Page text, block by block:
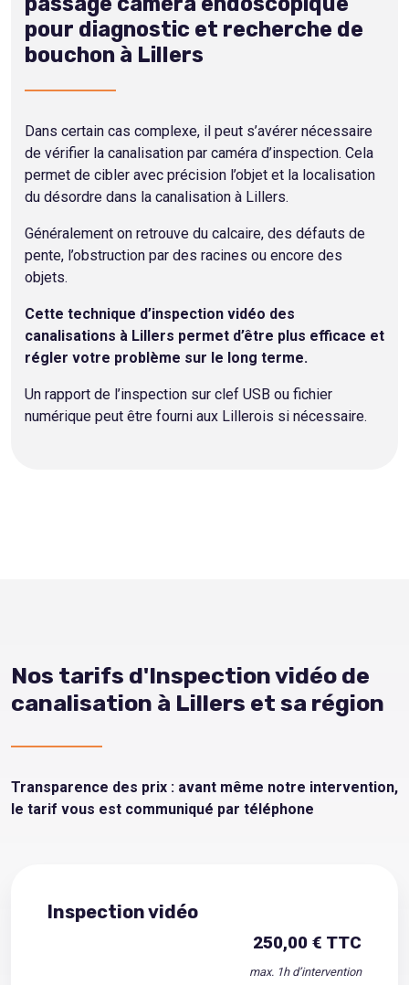
pour diagnostic et recherche de
bouchon à Lillers
Dans certain cas complexe, il peut s’avérer nécessaire
de vérifier la canalisation par caméra d’inspection. Cela
permet de cibler avec précision l’objet et la localisation
du désordre dans la canalisation à Lillers.
Généralement on retrouve du calcaire, des défauts de
pente, l’obstruction par des racines ou encore des
objets.
Cette technique d’inspection vidéo des
canalisations à Lillers permet d’être plus efficace et
régler votre problème sur le long terme.
Un rapport de l’inspection sur clef USB ou fichier
numérique peut être fourni aux Lillerois si nécessaire.
Nos tarifs d'Inspection vidéo de
canalisation à Lillers et sa région
Transparence des prix : avant même notre intervention,
le tarif vous est communiqué par téléphone
Inspection vidéo
250,00 € TTC
max. 1h d’intervention